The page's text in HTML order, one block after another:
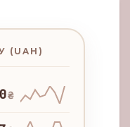
(UAH)
₴